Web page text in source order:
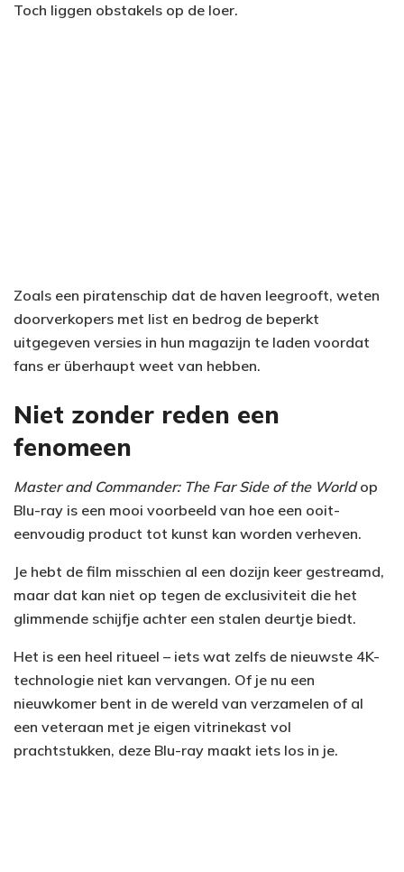
Toch liggen obstakels op de loer.
Zoals een piratenschip dat de haven leegrooft, weten
doorverkopers met list en bedrog de beperkt
uitgegeven versies in hun magazijn te laden voordat
fans er überhaupt weet van hebben.
Niet zonder reden een
fenomeen
Master and Commander: The Far Side of the Worldop
Blu-ray is een mooi voorbeeld van hoe een ooit-
eenvoudig product tot kunst kan worden verheven.
Je hebt de film misschien al een dozijn keer gestreamd,
maar dat kan niet op tegen de exclusiviteit die het
glimmende schijfje achter een stalen deurtje biedt.
Het is een heel ritueel – iets wat zelfs de nieuwste 4K-
technologie niet kan vervangen. Of je nu een
nieuwkomer bent in de wereld van verzamelen of al
een veteraan met je eigen vitrinekast vol
prachtstukken, deze Blu-ray maakt iets los in je.